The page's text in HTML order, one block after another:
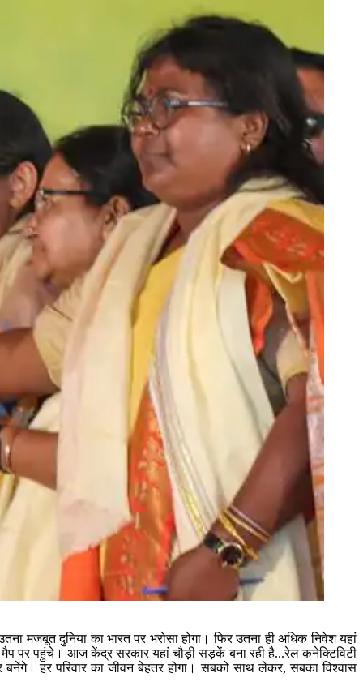
दुनिया का भारत पर भरोसा होगा। फिर उतना ही अधिक निवेश यहां
मैप पर पहुंचे। आज केंद्र सरकार यहां चौड़ी सड़कें बना रही है...रेल कनेक्टिविटी
हर परिवार का जीवन बेहतर होगा। सबको साथ लेकर, सबका विश्वास